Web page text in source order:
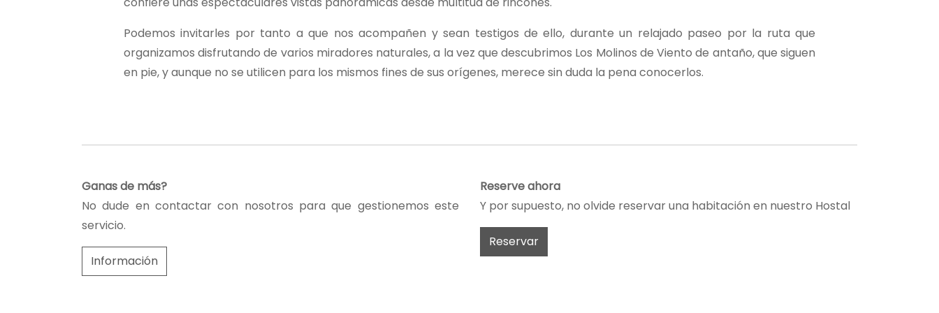
Podemos invitarles por tanto a que nos acompañen y sean testigos de ello, durante un relajado paseo por la ruta que
organizamos disfrutando de varios miradores naturales, a la vez que descubrimos Los Molinos de Viento de antaño, que siguen
en pie, y aunque no se utilicen para los mismos fines de sus orígenes, merece sin duda la pena conocerlos.
Ganas de más?
No dude en contactar con nosotros para que gestionemos este
servicio.
Información
Reserve ahora
Y por supuesto, no olvide reservar una habitación en nuestro Hostal
Reservar